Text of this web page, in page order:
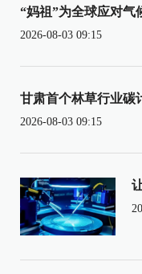
“妈祖”为全球应对气
2026-08-03 09:15
甘肃首个林草行业碳
2026-08-03 09:15